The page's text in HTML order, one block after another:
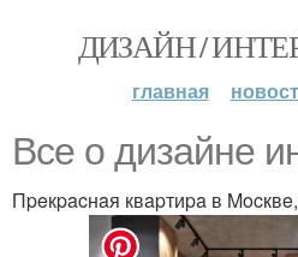
ДИЗАЙН /
главная
Bce o дизaйнe
Пpeкpacнaя квapтиpa в